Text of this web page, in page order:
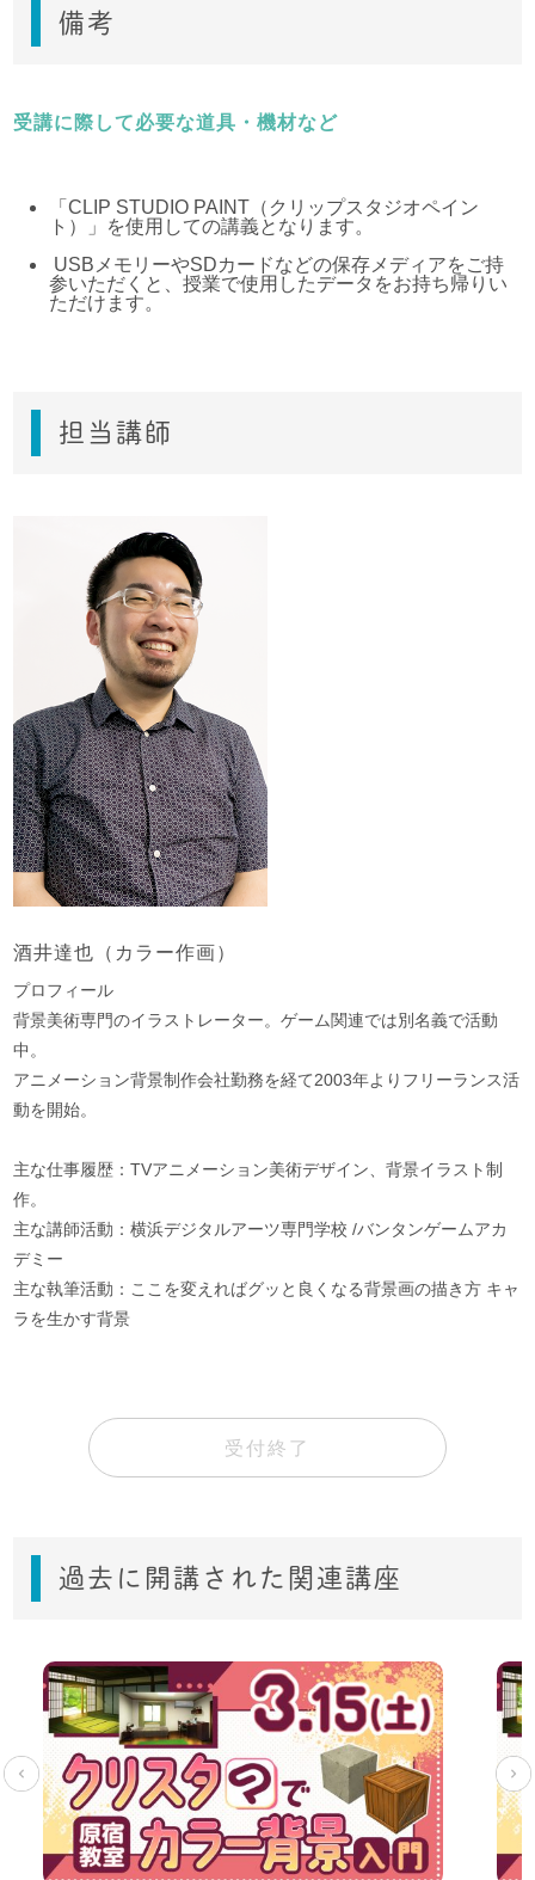
備考
受講に際して必要な道具・機材など
「CLIP STUDIO PAINT（クリップスタジオペイン
ト）」を使用しての講義となります。
USBメモリーやSDカードなどの保存メディアをご持
参いただくと、授業で使用したデータをお持ち帰りい
ただけます。
担当講師
酒井達也（カラー作画）
プロフィール
背景美術専門のイラストレーター。ゲーム関連では別名義で活動
中。
アニメーション背景制作会社勤務を経て2003年よりフリーランス活
動を開始。
主な仕事履歴：TVアニメーション美術デザイン、背景イラスト制
作。
主な講師活動：横浜デジタルアーツ専門学校 /バンタンゲームアカ
デミー
主な執筆活動：ここを変えればグッと良くなる背景画の描き方 キャ
ラを生かす背景
受付終了
過去に開講された関連講座